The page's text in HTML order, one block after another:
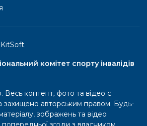
рух
літні ігри
та положення
Перелік ігор
комітет спорту інвалідів
Весь контент, фото та відео є
захищено авторським правом. Будь-
зображень та відео